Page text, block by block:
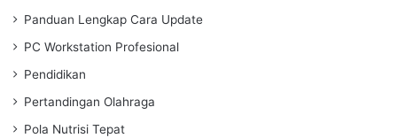
Panduan Lengkap Cara Update
PC Workstation Profesional
Pendidikan
Pertandingan Olahraga
Pola Nutrisi Tepat